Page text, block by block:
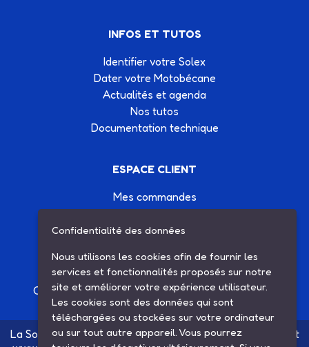
INFOS ET TUTOS
Identifier votre Solex
Dater votre Motobécane
Actualités et agenda
Nos tutos
Documentation technique
ESPACE CLIENT
Mes commandes
Mes informations
Mes listes d'achats
Contactez-nous
Création site Internet Factor’IT|Mentions légales
La Société SARL ETS MAUGER, exploitante du site internet
Confidentialité des données
Nous utilisons les cookies afin de fournir les
services et fonctionnalités proposés sur notre
site et améliorer votre expérience utilisateur.
Les cookies sont des données qui sont
téléchargées ou stockées sur votre ordinateur
ou sur tout autre appareil. Vous pourrez